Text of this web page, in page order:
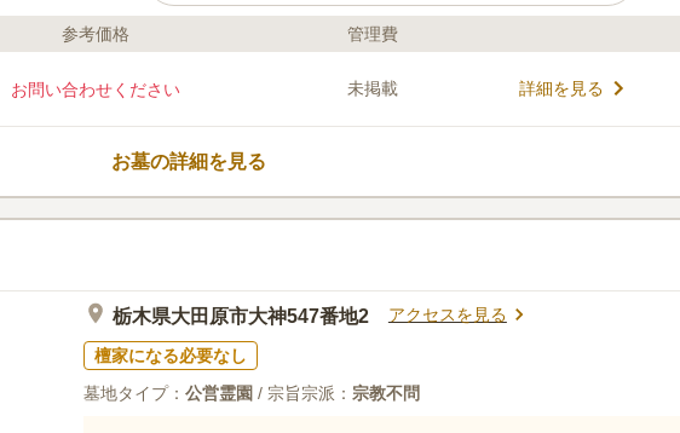
ライフドット編集部のコメント
域内には休憩所を完備しています。 体力に不安をお持ちの方でも、
ゆっくりと故人と向き合うことができます。 駐車場があるので、車
でお墓参りをしたい方でも安心です。 お墓参りの後にご家族で出か
けることができるので、お墓から足が遠のいてしまう心配がありま
せん。
参考価格 管理費
お問い合わせください 未掲載 詳細を見る
お墓の詳細を見る
栃木県大田原市大神547番地2 アクセスを見る
檀家になる必要なし
墓地タイプ： 公営霊園 / 宗旨宗派： 宗教不問